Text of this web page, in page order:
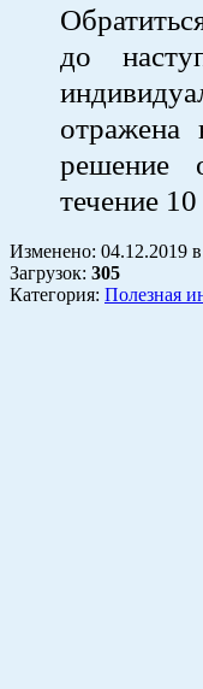
до
отражена
решение
течение
Изменено: 04.12.2019 в
Загрузок: 305
Категория: Полезная